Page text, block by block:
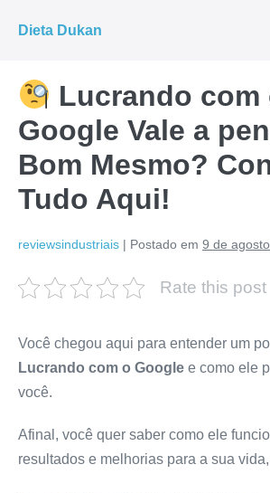
para
conteúdo
Dieta Dukan
Lucrando com
Google Vale a
Bom Mesmo?
Tudo Aqui!
reviewsindustriais | Postado em 9 de
Rate this post
Você chegou aqui para entender um
Lucrando com o Google e como ele
você.
Afinal, você quer saber como ele
resultados e melhorias para a sua